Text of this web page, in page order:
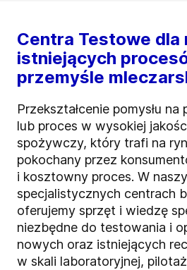
Centra Testowe dla
istniejących
przemyśle
Przekształcenie pomysłu
lub proces w wysokiej
spożywczy, który trafi na
pokochany przez
i kosztowny proces. W
specjalistycznych centrach
oferujemy sprzęt i wiedzę
niezbędne do testowania i
nowych oraz istniejących
w skali laboratoryjnej,